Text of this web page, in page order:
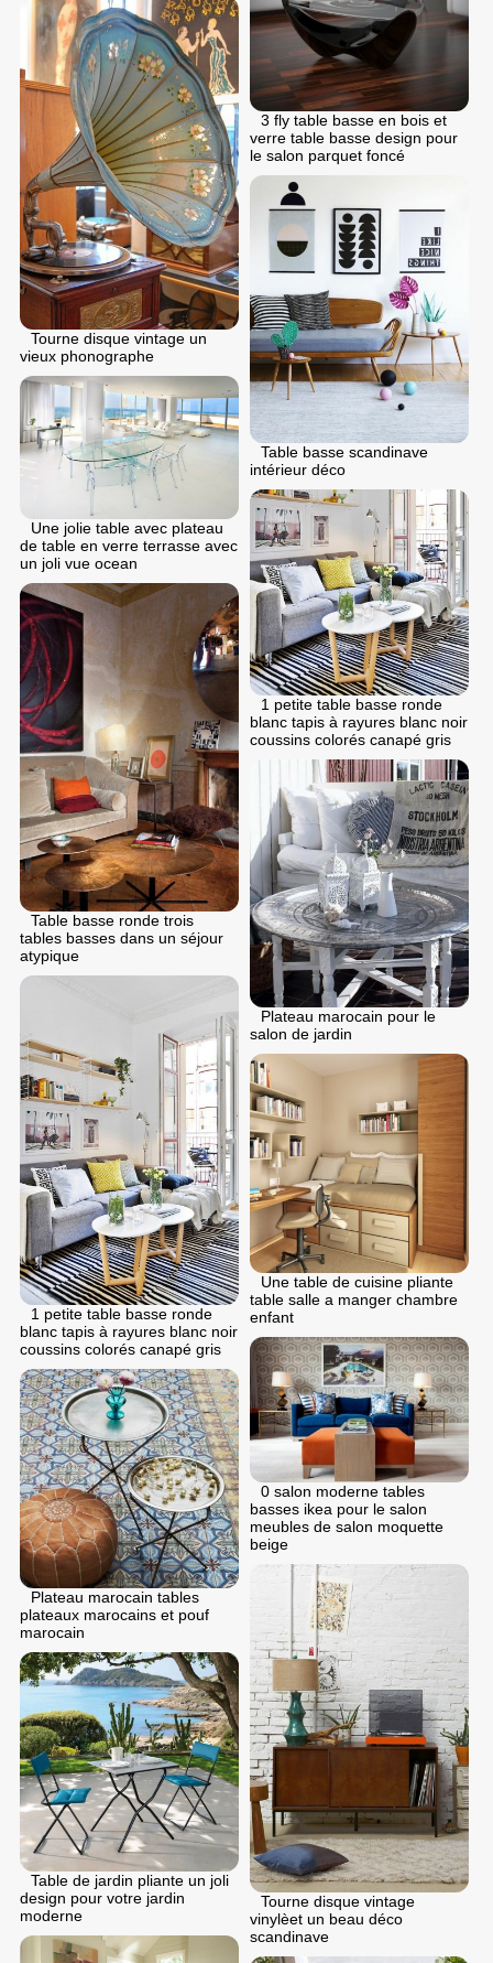
3 fly table basse en bois et
verre table basse design pour
le salon parquet foncé
Tourne disque vintage un
vieux phonographe
Table basse scandinave
intérieur déco
Une jolie table avec plateau
de table en verre terrasse avec
un joli vue ocean
1 petite table basse ronde
blanc tapis à rayures blanc noir
coussins colorés canapé gris
Table basse ronde trois
tables basses dans un séjour
atypique
Plateau marocain pour le
salon de jardin
1 petite table basse ronde
blanc tapis à rayures blanc noir
coussins colorés canapé gris
Une table de cuisine pliante
table salle a manger chambre
enfant
0 salon moderne tables
basses ikea pour le salon
meubles de salon moquette
beige
Plateau marocain tables
plateaux marocains et pouf
marocain
Tourne disque vintage
vinylèet un beau déco
scandinave
Table de jardin pliante un joli
design pour votre jardin
moderne